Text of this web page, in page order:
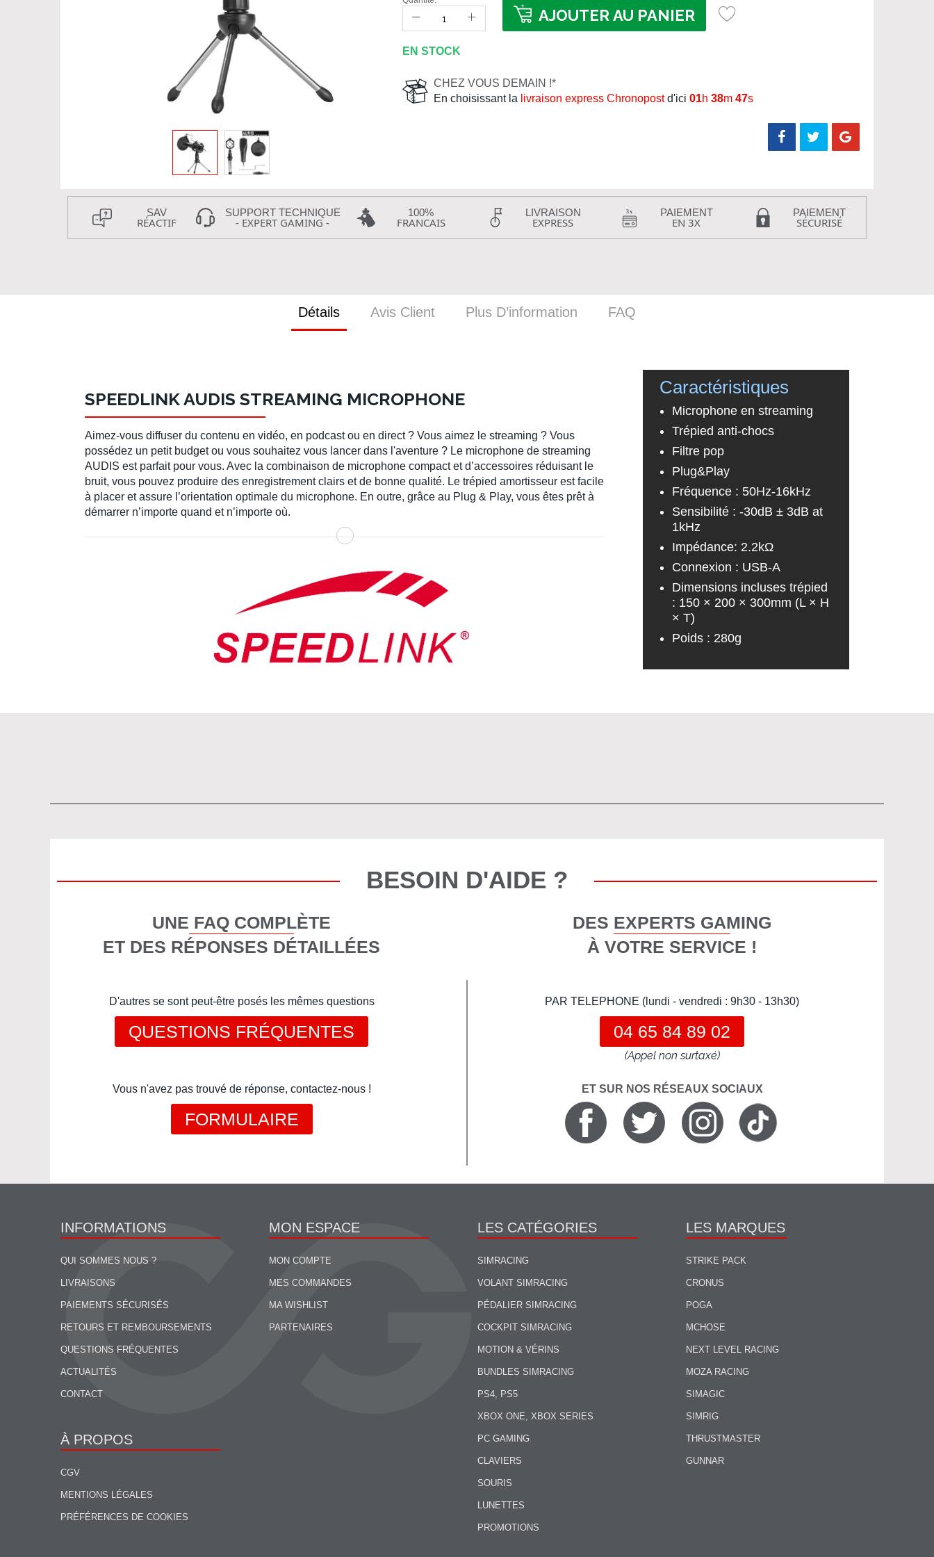
AJOUTER AU PANIER
EN STOCK
CHEZ VOUS DEMAIN !*
En choisissant la livraison express Chronopostd'ici 01h 38m 47s
SAV
RÉACTIF
SUPPORT TECHNIQUE
- EXPERT GAMING -
100%
FRANCAIS
LIVRAISON
EXPRESS
PAIEMENT
EN 3X
PAIEMENT
SÉCURISÉ
Détails
Caractéristiques
Microphone en streaming
Trépied anti-chocs
Filtre pop
Plug&Play
Fréquence : 50Hz-16kHz
Sensibilité : -30dB ± 3dB at
1kHz
Impédance: 2.2kΩ
Connexion : USB-A
Dimensions incluses trépied
: 150 × 200 × 300mm (L × H
× T)
Poids : 280g
SPEEDLINK AUDIS STREAMING MICROPHONE
Aimez-vous diffuser du contenu en vidéo, en podcast ou en direct ? Vous aimez le streaming ? Vous
possédez un petit budget ou vous souhaitez vous lancer dans l'aventure ? Le microphone de streaming
AUDIS est parfait pour vous. Avec la combinaison de microphone compact et d’accessoires réduisant le
bruit, vous pouvez produire des enregistrement clairs et de bonne qualité. Le trépied amortisseur est facile
à placer et assure l’orientation optimale du microphone. En outre, grâce au Plug & Play, vous êtes prêt à
démarrer n’importe quand et n’importe où.
Avis Client Plus D’information FAQ
BESOIN D'AIDE ?
UNE FAQ COMPLÈTE
ET DES RÉPONSES DÉTAILLÉES
D'autres se sont peut-être posés les mêmes questions
QUESTIONS FRÉQUENTES
Vous n'avez pas trouvé de réponse, contactez-nous !
FORMULAIRE
DES EXPERTS GAMING
À VOTRE SERVICE !
PAR TELEPHONE (lundi - vendredi : 9h30 - 13h30)
04 65 84 89 02
(Appel non surtaxé)
ET SUR NOS RÉSEAUX SOCIAUX
INFORMATIONS
QUI SOMMES NOUS ?
LIVRAISONS
PAIEMENTS SÉCURISÉS
RETOURS ET REMBOURSEMENTS
QUESTIONS FRÉQUENTES
ACTUALITÉS
CONTACT
À PROPOS
CGV
MENTIONS LÉGALES
PRÉFÉRENCES DE COOKIES
MON ESPACE
MON COMPTE
MES COMMANDES
MA WISHLIST
PARTENAIRES
LES CATÉGORIES
SIMRACING
VOLANT SIMRACING
PÉDALIER SIMRACING
COCKPIT SIMRACING
MOTION & VÉRINS
BUNDLES SIMRACING
PS4, PS5
XBOX ONE, XBOX SERIES
PC GAMING
CLAVIERS
SOURIS
LUNETTES
PROMOTIONS
LES MARQUES
STRIKE PACK
CRONUS
POGA
MCHOSE
NEXT LEVEL RACING
MOZA RACING
SIMAGIC
SIMRIG
THRUSTMASTER
GUNNAR